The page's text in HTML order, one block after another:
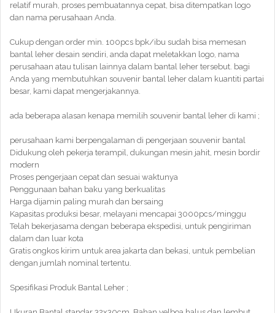
relatif murah, proses pembuatannya cepat, bisa ditempatkan logo
dan nama perusahaan Anda.
Cukup dengan order min. 100pcs bpk/ibu sudah bisa memesan
bantal leher desain sendiri, anda dapat meletakkan logo, nama
perusahaan atau tulisan lainnya dalam bantal leher tersebut. bagi
Anda yang membutuhkan souvenir bantal leher dalam kuantiti partai
besar, kami dapat mengerjakannya.
ada beberapa alasan kenapa memilih souvenir bantal leher di kami ;
perusahaan kami berpengalaman di pengerjaan souvenir bantal
Didukung oleh pekerja terampil, dukungan mesin jahit, mesin bordir
modern
Proses pengerjaan cepat dan sesuai waktunya
Penggunaan bahan baku yang berkualitas
Harga dijamin paling murah dan bersaing
Kapasitas produksi besar, melayani mencapai 3000pcs/minggu
Telah bekerjasama dengan beberapa ekspedisi, untuk pengiriman
dalam dan luar kota
Gratis ongkos kirim untuk area jakarta dan bekasi, untuk pembelian
dengan jumlah nominal tertentu.
Spesifikasi Produk Bantal Leher ;